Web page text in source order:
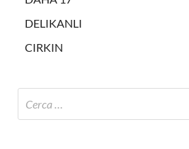
DELIKANLI
CIRKIN